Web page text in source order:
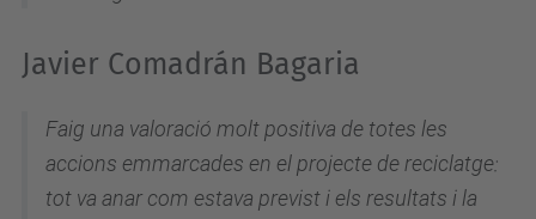
Javier Comadrán Bagaria
Faig una valoració molt positiva de totes les
accions emmarcades en el projecte de reciclatge:
tot va anar com estava previst i els resultats i la